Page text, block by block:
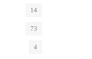
14
73
4